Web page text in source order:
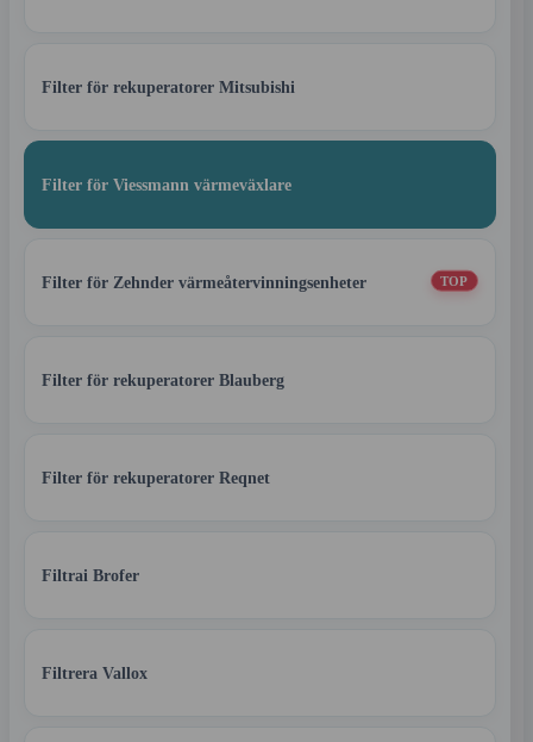
Filter för rekuperatorer Mitsubishi
Filter för Viessmann värmeväxlare
Filter för Zehnder värmeåtervinningsenheter TOP
Filter för rekuperatorer Blauberg
Filter för rekuperatorer Reqnet
Filtrai Brofer
Filtrera Vallox